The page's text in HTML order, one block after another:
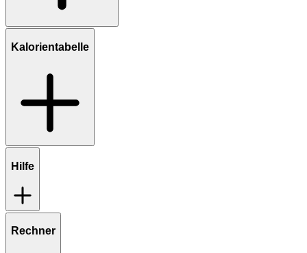
Kalorientabelle
Hilfe
Rechner